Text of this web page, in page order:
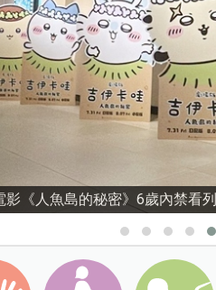
師鐸獎名師陳宥妤：資優教育的